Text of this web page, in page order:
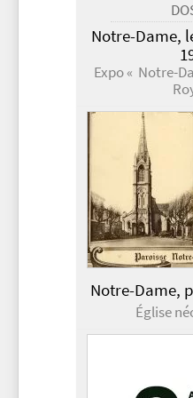
Notre-Dame,
Expo « Notre-
Notre-Dame,
Église